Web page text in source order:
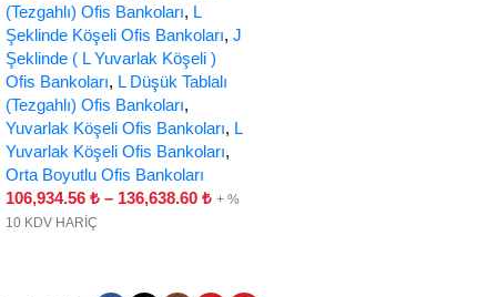
(Tezgahlı) Ofis Bankoları, L
Şeklinde Köşeli Ofis Bankoları, J
Şeklinde ( L Yuvarlak Köşeli )
Ofis Bankoları, L Düşük Tablalı
(Tezgahlı) Ofis Bankoları,
Yuvarlak Köşeli Ofis Bankoları, L
Yuvarlak Köşeli Ofis Bankoları,
Orta Boyutlu Ofis Bankoları
106,934.56 ₺ – 136,638.60 ₺ + %
10 KDV HARİÇ